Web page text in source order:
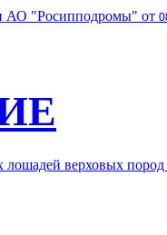
АО "Росипподромы" от
верховых